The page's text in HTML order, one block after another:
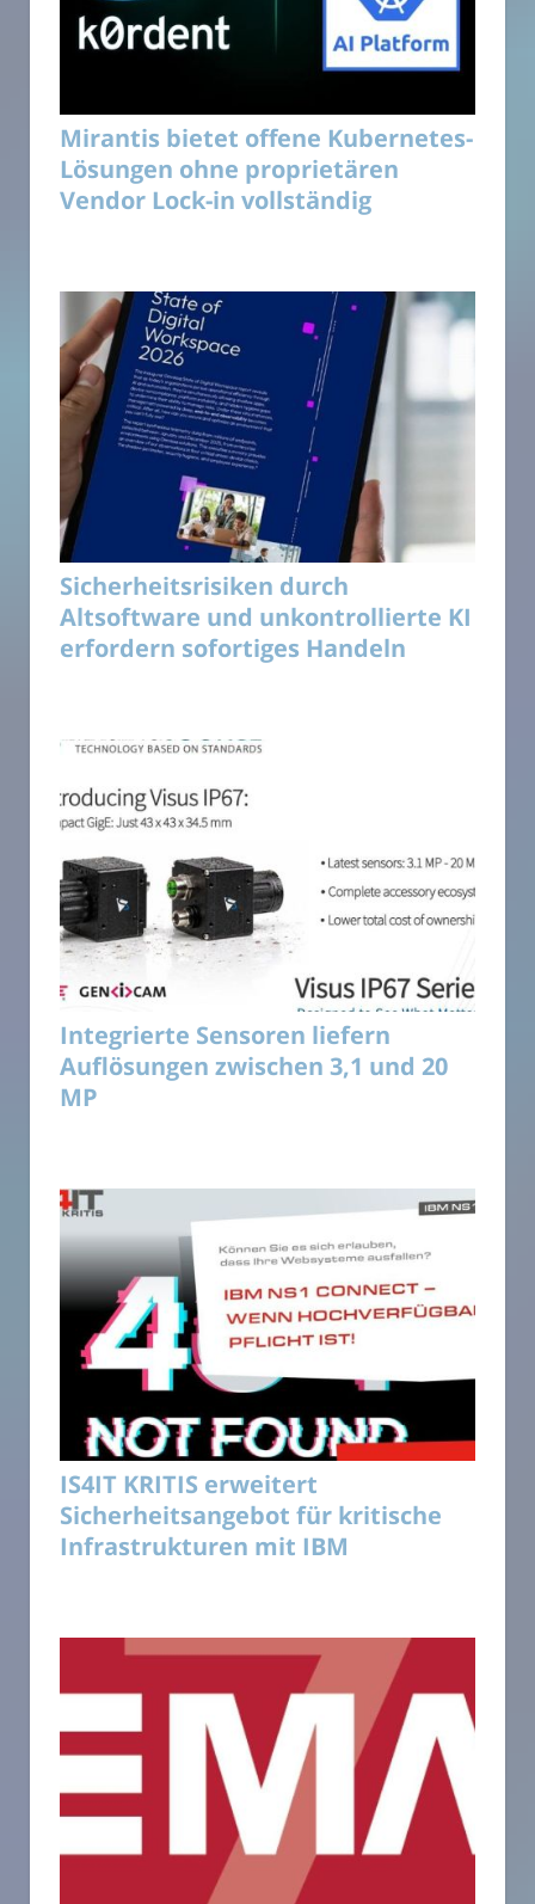
Mirantis bietet offene Kubernetes-
Lösungen ohne proprietären
Vendor Lock-in vollständig
Sicherheitsrisiken durch
Altsoftware und unkontrollierte KI
erfordern sofortiges Handeln
Integrierte Sensoren liefern
Auflösungen zwischen 3,1 und 20
MP
IS4IT KRITIS erweitert
Sicherheitsangebot für kritische
Infrastrukturen mit IBM